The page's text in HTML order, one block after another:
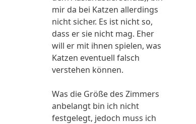
mir da bei Katzen allerdings
nicht sicher. Es ist nicht so,
dass er sie nicht mag. Eher
will er mit ihnen spielen, was
Katzen eventuell falsch
verstehen können.
Was die Größe des Zimmers
anbelangt bin ich nicht
festgelegt, jedoch muss ich